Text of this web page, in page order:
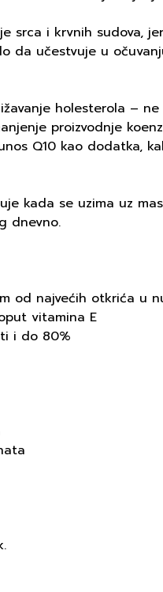
srca i krvnih sudova,
da učestvuje u
holesterola –
proizvodnje
Q10 kao dodatka,
kada se uzima uz
dnevno.
od najvećih otkrića u
vitamina E
i do 80%